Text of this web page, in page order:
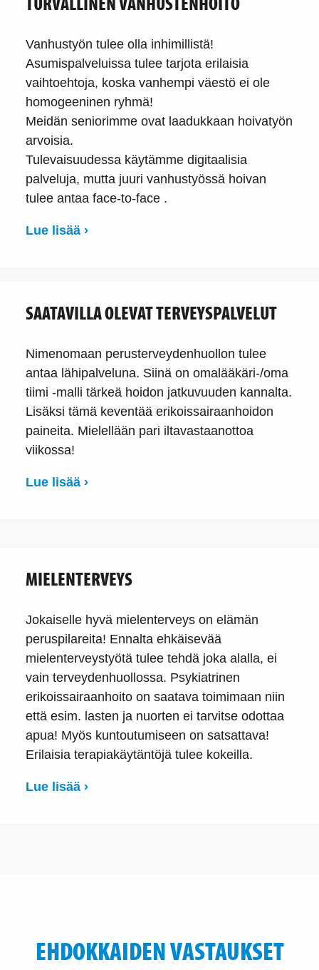
Vanhustyön tulee olla inhimillistä!
Asumispalveluissa tulee tarjota erilaisia
vaihtoehtoja, koska vanhempi väestö ei ole
homogeeninen ryhmä!
Meidän seniorimme ovat laadukkaan hoivatyön
arvoisia.
Tulevaisuudessa käytämme digitaalisia
palveluja, mutta juuri vanhustyössä hoivan
tulee antaa face-to-face .
Lue lisää ›
SAATAVILLA OLEVAT TERVEYSPALVELUT
Nimenomaan perusterveydenhuollon tulee
antaa lähipalveluna. Siinä on omalääkäri-/oma
tiimi -malli tärkeä hoidon jatkuvuuden kannalta.
Lisäksi tämä keventää erikoissairaanhoidon
paineita. Mielellään pari iltavastaanottoa
viikossa!
Lue lisää ›
MIELENTERVEYS
Jokaiselle hyvä mielenterveys on elämän
peruspilareita! Ennalta ehkäisevää
mielenterveystyötä tulee tehdä joka alalla, ei
vain terveydenhuollossa. Psykiatrinen
erikoissairaanhoito on saatava toimimaan niin
että esim. lasten ja nuorten ei tarvitse odottaa
apua! Myös kuntoutumiseen on satsattava!
Erilaisia terapiakäytäntöjä tulee kokeilla.
Lue lisää ›
EHDOKKAIDEN VASTAUKSET